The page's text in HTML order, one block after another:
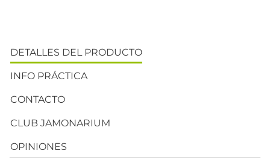
DETALLES DEL PRODUCTO
INFO PRÁCTICA
CONTACTO
CLUB JAMONARIUM
OPINIONES